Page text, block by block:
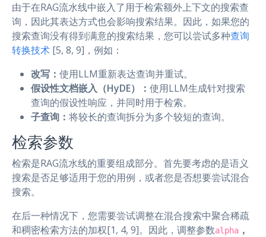
由于在RAG流水线中嵌入了用于检索额外上下文的搜索查
询，因此其表达方式也会影响搜索结果。因此，如果您的
搜索查询没有得到满意的搜索结果，您可以尝试多种查询
转换技术 [5, 8, 9]，例如：
改写： 使用LLM重新表达查询并重试。
假设性文档嵌入（HyDE）： 使用LLM生成针对搜索
查询的假设性响应，并同时用于检索。
子查询： 将较长的查询拆分为多个较短的查询。
检索参数
检索是RAG流水线的重要组成部分。首先要考虑的是语义
搜索是否足够适用于您的用例，或者您是否想要尝试混合
搜索。
在后一种情况下，您需要尝试调整在混合搜索中聚合稀疏
和稠密检索方法的加权[1, 4, 9]。因此，调整参数alpha ，